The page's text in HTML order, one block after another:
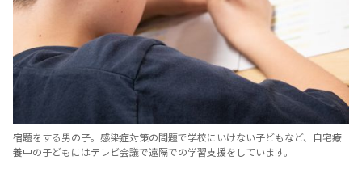
宿題をする男の子。感染症対策の問題で学校にいけない子どもなど、自宅療
養中の子どもにはテレビ会議で遠隔での学習支援をしています。